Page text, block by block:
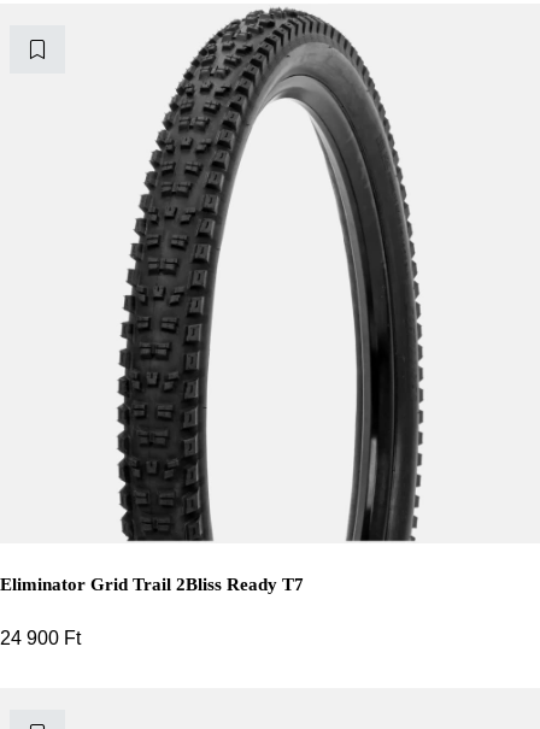
Eliminator Grid Trail 2Bliss Ready T7
24 900 Ft